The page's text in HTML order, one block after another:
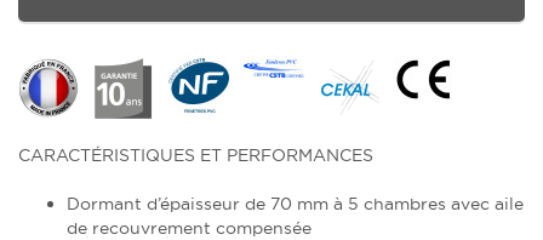
CARACTÉRISTIQUES ET PERFORMANCES
Dormant d’épaisseur de 70 mm à 5 chambres avec aile
de recouvrement compensée